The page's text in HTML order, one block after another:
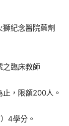
紀念醫院藥劑
之臨床教師
，限額200人。
4學分。